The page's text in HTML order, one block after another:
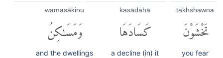
takhshawna
تَخْشَوْنَ
you fear
kasādahā
كَسَادَهَا
a decline (in) it
wamasākinu
وَمَسَٰكِنُ
and the dwellings